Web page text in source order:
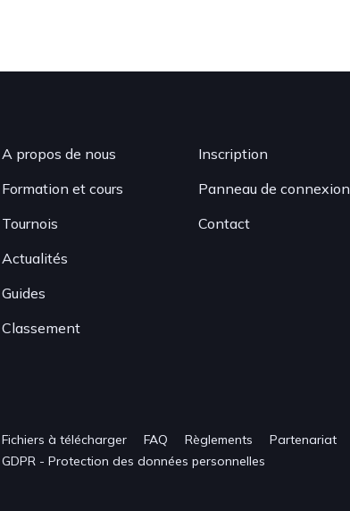
A propos de nous
Formation et cours
Tournois
Actualités
Guides
Classement
Inscription
Panneau de connexion
Contact
Fichiers à télécharger FAQ Règlements Partenariat
GDPR - Protection des données personnelles